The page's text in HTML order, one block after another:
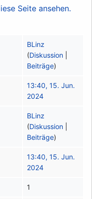
Seite ansehen.
BLinz
(Diskussion
Beiträge)
13:40, 15. Jun.
2024
BLinz
(Diskussion
Beiträge)
13:40, 15. Jun.
2024
1